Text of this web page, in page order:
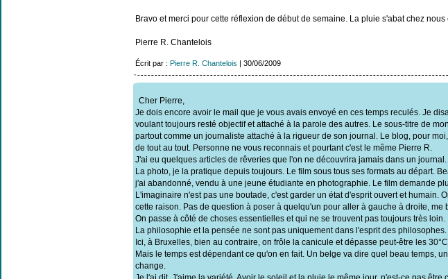
Bravo et merci pour cette réflexion de début de semaine. La pluie s'abat chez
Pierre R. Chantelois
Écrit par : Pierre R. Chantelois | 30/06/2009
Cher Pierre,
Je dois encore avoir le mail que je vous avais envoyé en ces temps reculés. Je
voulant toujours resté objectif et attaché à la parole des autres. Le sous-titre de
partout comme un journaliste attaché à la rigueur de son journal. Le blog, pour
de tout au tout. Personne ne vous reconnais et pourtant c'est le même Pierre R.
J'ai eu quelques articles de rêveries que l'on ne découvrira jamais dans un
La photo, je la pratique depuis toujours. Le film sous tous ses formats au départ.
j'ai abandonné, vendu à une jeune étudiante en photographie. Le film demande
L'imaginaire n'est pas une boutade, c'est garder un état d'esprit ouvert et
cette raison. Pas de question à poser à quelqu'un pour aller à gauche à droite, me
On passe à côté de choses essentielles et qui ne se trouvent pas toujours très
La philosophie et la pensée ne sont pas uniquement dans l'esprit des philosophes.
Ici, à Bruxelles, bien au contraire, on frôle la canicule et dépasse peut-être les 30°C.
Mais le temps est dépendant ce qu'on en fait. Un belge va dire quel beau temps,
change.